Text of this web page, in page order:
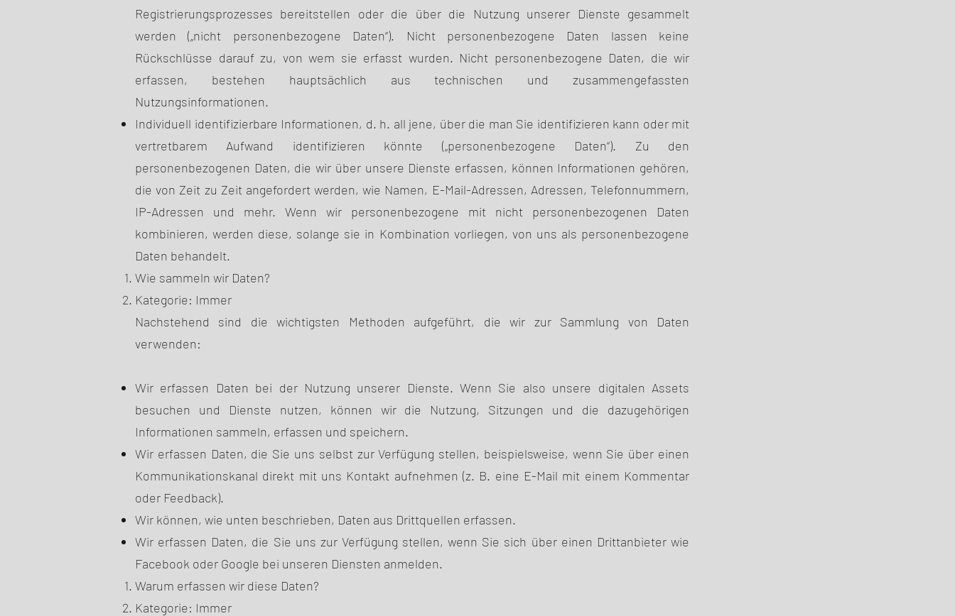
Registrierungsprozesses bereitstellen oder die über die Nutzung unserer Dienste gesammelt
werden („nicht personenbezogene Daten“). Nicht personenbezogene Daten lassen keine
Rückschlüsse darauf zu, von wem sie erfasst wurden. Nicht personenbezogene Daten, die wir
erfassen, bestehen hauptsächlich aus technischen und zusammengefassten
Nutzungsinformationen.
Individuell identifizierbare Informationen, d. h. all jene, über die man Sie identifizieren kann oder mit
vertretbarem Aufwand identifizieren könnte („personenbezogene Daten“). Zu den
personenbezogenen Daten, die wir über unsere Dienste erfassen, können Informationen gehören,
die von Zeit zu Zeit angefordert werden, wie Namen, E-Mail-Adressen, Adressen, Telefonnummern,
IP-Adressen und mehr. Wenn wir personenbezogene mit nicht personenbezogenen Daten
kombinieren, werden diese, solange sie in Kombination vorliegen, von uns als personenbezogene
Daten behandelt.
Wie sammeln wir Daten?
Kategorie: Immer
Nachstehend sind die wichtigsten Methoden aufgeführt, die wir zur Sammlung von Daten
verwenden:
Wir erfassen Daten bei der Nutzung unserer Dienste. Wenn Sie also unsere digitalen Assets
besuchen und Dienste nutzen, können wir die Nutzung, Sitzungen und die dazugehörigen
Informationen sammeln, erfassen und speichern.
Wir erfassen Daten, die Sie uns selbst zur Verfügung stellen, beispielsweise, wenn Sie über einen
Kommunikationskanal direkt mit uns Kontakt aufnehmen (z. B. eine E-Mail mit einem Kommentar
oder Feedback).
Wir können, wie unten beschrieben, Daten aus Drittquellen erfassen.
Wir erfassen Daten, die Sie uns zur Verfügung stellen, wenn Sie sich über einen Drittanbieter wie
Facebook oder Google bei unseren Diensten anmelden.
Warum erfassen wir diese Daten?
Kategorie: Immer